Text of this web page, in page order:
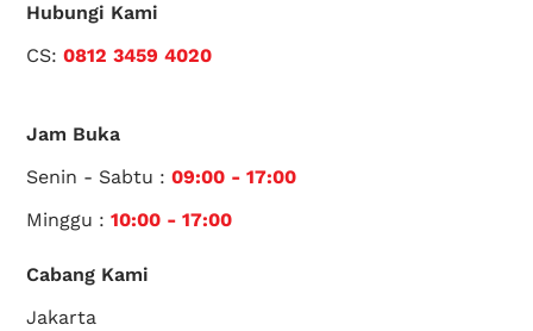
Hubungi Kami
CS:0812 3459 4020
Jam Buka
Senin - Sabtu :09:00 - 17:00
Minggu :10:00 - 17:00
Cabang Kami
Jakarta